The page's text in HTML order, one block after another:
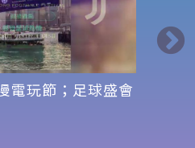
電玩節；足球盛會